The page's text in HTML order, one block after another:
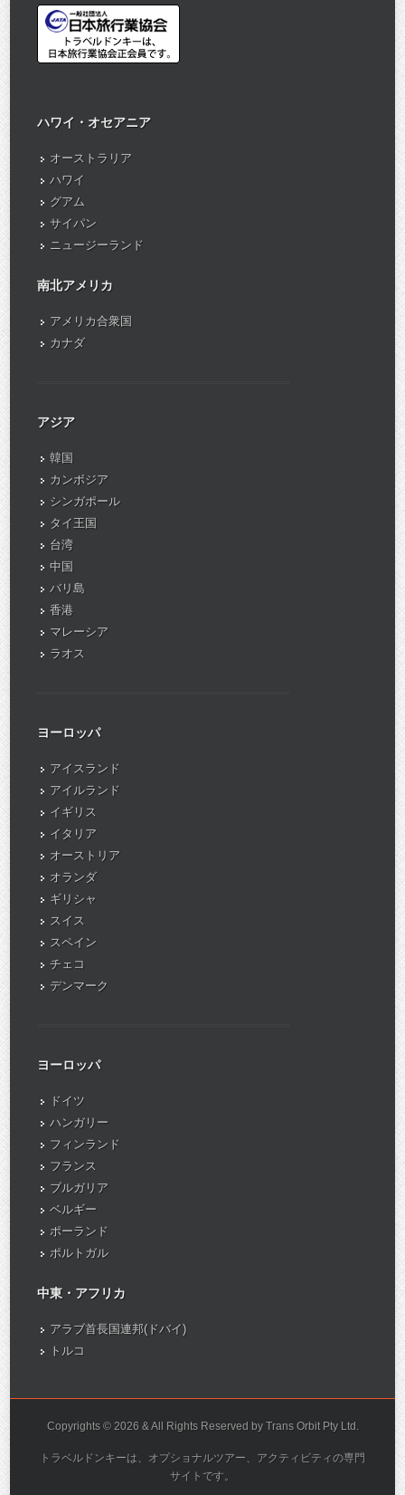
ハワイ・オセアニア
オーストラリア
ハワイ
グアム
サイパン
ニュージーランド
南北アメリカ
アメリカ合衆国
カナダ
アジア
韓国
カンボジア
シンガポール
タイ王国
台湾
中国
バリ島
香港
マレーシア
ラオス
ヨーロッパ
アイスランド
アイルランド
イギリス
イタリア
オーストリア
オランダ
ギリシャ
スイス
スペイン
チェコ
デンマーク
ヨーロッパ
ドイツ
ハンガリー
フィンランド
フランス
ブルガリア
ベルギー
ポーランド
ポルトガル
中東・アフリカ
アラブ首長国連邦(ドバイ)
トルコ
Copyrights © 2026 & All Rights Reserved by Trans Orbit Pty Ltd.
トラベルドンキーは、オプショナルツアー、アクティビティの専門
サイトです。